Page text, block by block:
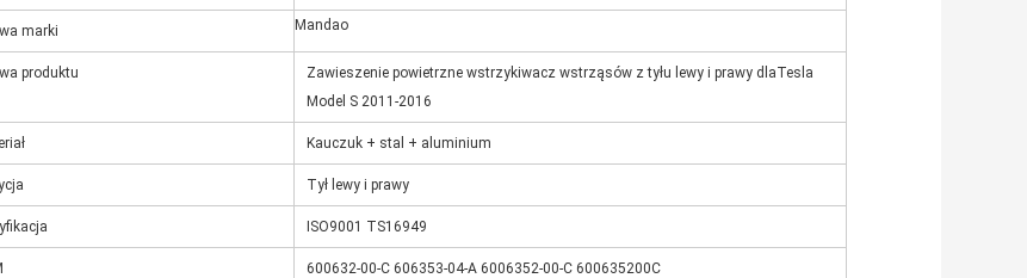
marki Mandao
produktu Zawieszenie powietrzne wstrzykiwacz wstrząsów z tyłu lewy i prawy dlaTesla
Model S 2011-2016
Kauczuk + stal + aluminium
Tył lewy i prawy
ISO9001 TS16949
600632-00-C 606353-04-A 6006352-00-C 600635200C